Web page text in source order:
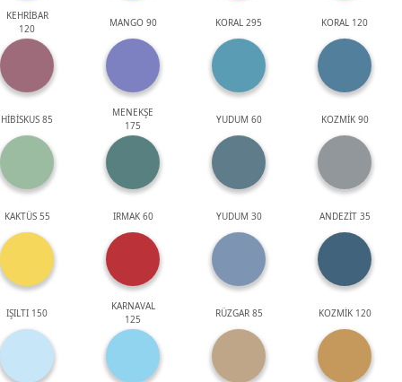
KEHRİBAR
120
MANGO 90 KORAL 295 KORAL 120
HİBİSKUS 85
MENEKŞE
175
YUDUM 60 KOZMİK 90
KAKTÜS 55 IRMAK 60 YUDUM 30 ANDEZİT 35
IŞILTI 150
KARNAVAL
125
RÜZGAR 85 KOZMİK 120